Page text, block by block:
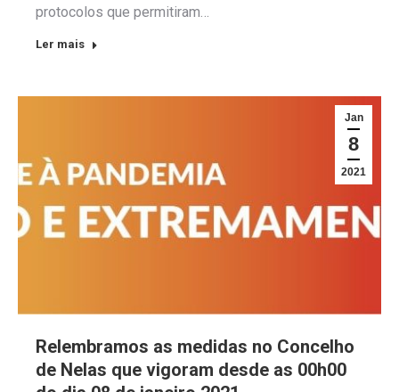
protocolos que permitiram…
Ler mais
Jan
8
2021
Relembramos as medidas no Concelho
de Nelas que vigoram desde as 00h00